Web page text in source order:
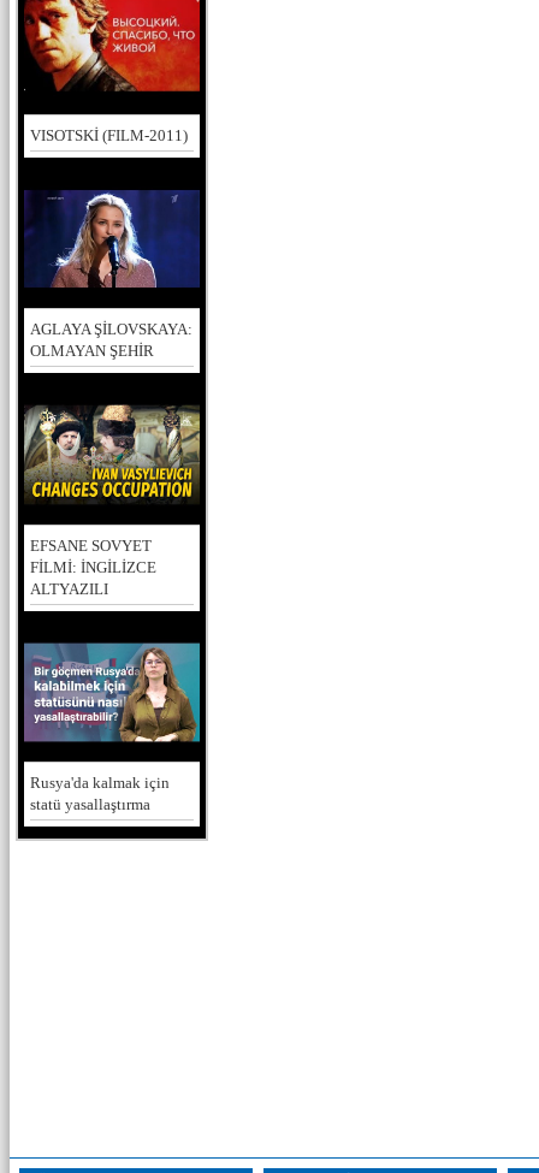
VISOTSKİ (FILM-2011)
AGLAYA ŞİLOVSKAYA:
OLMAYAN ŞEHİR
EFSANE SOVYET
FİLMİ: İNGİLİZCE
ALTYAZILI
Rusya'da kalmak için
statü yasallaştırma